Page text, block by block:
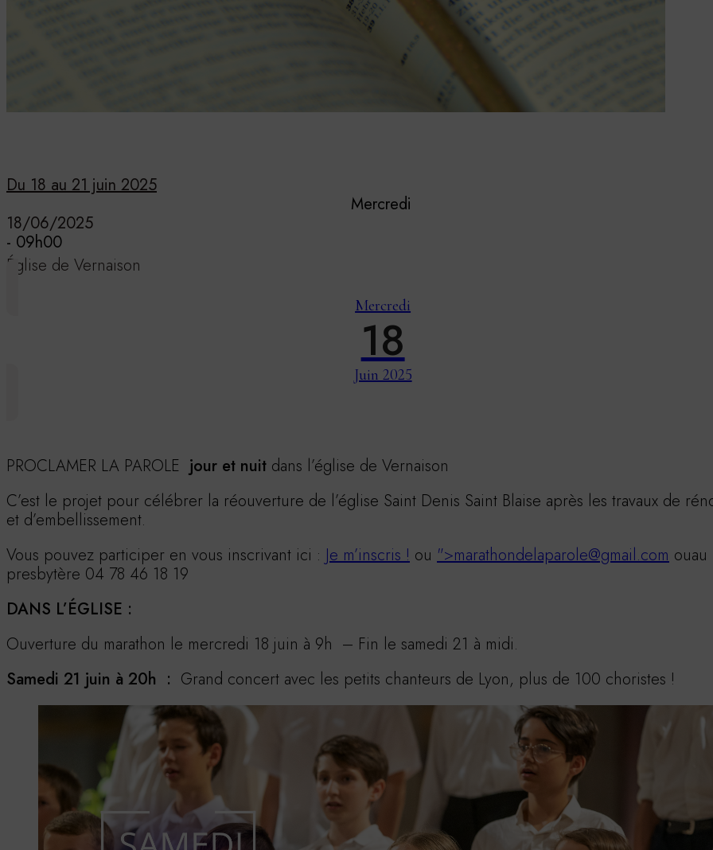
Du 18 au 21 juin 2025
Mercredi
18/06/2025
- 09h00
Église de Vernaison
Mercredi
18
Juin 2025
PROCLAMER LA PAROLE jour et nuit dans l’église de Vernaison
C’est le projet pour célébrer la réouverture de l’église Saint Denis Saint Blaise après les travaux de
et d’embellissement.
Vous pouvez participer en vous inscrivant ici : Je m’inscris ! ou ">marathondelaparole@gmail.com ouau
presbytère 04 78 46 18 19
DANS L’ÉGLISE :
Ouverture du marathon le mercredi 18 juin à 9h – Fin le samedi 21 à midi.
Samedi 21 juin à 20h : Grand concert avec les petits chanteurs de Lyon, plus de 100 choristes !